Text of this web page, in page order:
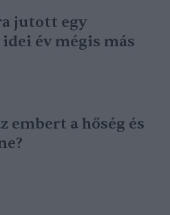
jutott egy
idei év mégis más
embert a hőség és